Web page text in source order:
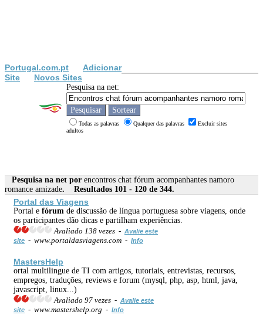
Portugal.com.pt
Adicionar
Site
Novos Sites
Pesquisa na net:
Todas as palavras Qualquer das palavras
Excluir sites
adultos
Pesquisa na net por encontros chat fórum acompanhantes namoro
romance amizade. Resultados 101 - 120 de 344.
Portal das Viagens
Portal e fórum de discussão de língua portuguesa sobre viagens, onde
os participantes dão dicas e partilham experiências.
Avaliado 138 vezes - Avalie este
site - www.portaldasviagens.com - Info
MastersHelp
ortal multilingue de TI com artigos, tutoriais, entrevistas, recursos,
empregos, traduções, reviews e forum (mysql, php, asp, html, java,
javascript, linux...)
Avaliado 97 vezes - Avalie este
site - www.mastershelp.org - Info